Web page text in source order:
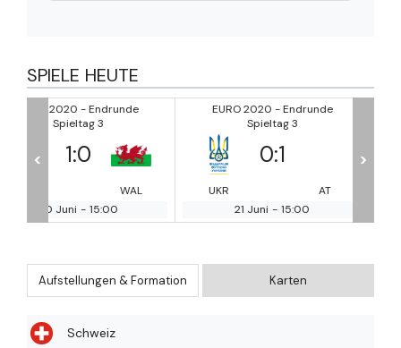
SPIELE HEUTE
EURO 2020 - Endrunde
0:1
21 Juni
EURO 2020 - Endrunde
21 Juni
< >
Aufstellungen & Formation Karten
Schweiz